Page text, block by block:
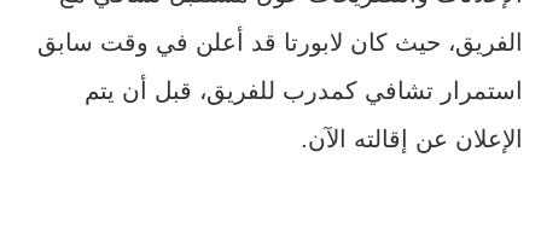
الفريق، حيث كان لابورتا قد أعلن في وقت سابق
استمرار تشافي كمدرب للفريق، قبل أن يتم
الإعلان عن إقالته الآن.